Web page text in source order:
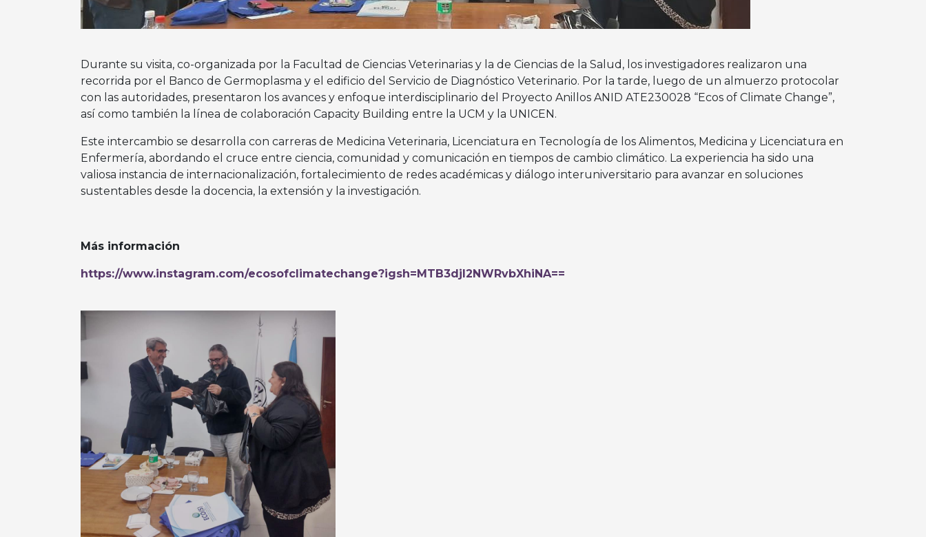
Durante su visita, co-organizada por la Facultad de Ciencias Veterinarias y la de Ciencias de la Salud, los investigadores realizaron una
recorrida por el Banco de Germoplasma y el edificio del Servicio de Diagnóstico Veterinario. Por la tarde, luego de un almuerzo protocolar
con las autoridades, presentaron los avances y enfoque interdisciplinario del Proyecto Anillos ANID ATE230028 “Ecos of Climate Change”,
así como también la línea de colaboración Capacity Building entre la UCM y la UNICEN.
Este intercambio se desarrolla con carreras de Medicina Veterinaria, Licenciatura en Tecnología de los Alimentos, Medicina y Licenciatura en
Enfermería, abordando el cruce entre ciencia, comunidad y comunicación en tiempos de cambio climático. La experiencia ha sido una
valiosa instancia de internacionalización, fortalecimiento de redes académicas y diálogo interuniversitario para avanzar en soluciones
sustentables desde la docencia, la extensión y la investigación.
Más información
https://www.instagram.com/ecosofclimatechange?igsh=MTB3djl2NWRvbXhiNA==